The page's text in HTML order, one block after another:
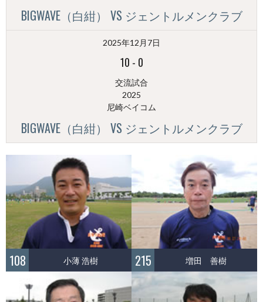
BIGWAVE（白紺） VS ジェントルメンクラブ
2025年12月7日
10 - 0
交流試合
2025
尼崎ベイコム
BIGWAVE（白紺） VS ジェントルメンクラブ
108 小薄 浩樹 215 増田 善樹